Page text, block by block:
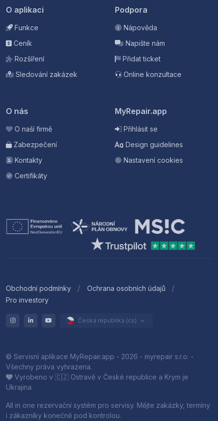
O aplikaci
Funkce
Ceník
Rozšíření
Sledování zakázek
Podpora
Nápověda
Napište nám
Přidat ticket
Online konzultace
O nás
O naší firmě
Zabezpečení
Kontakty
Certifikáty
MyRepair.app
Přihlásit se
Design guidelines
Nastavení cookies
Obchodní podmínky
Ochrana osobních údajů
Pro investory
Česká republika (cs)
© Servisní aplikace MyRepair.app - 2026 - myrepair s.r.o. -
Všechny práva vyhrazena.
Vyrobeno v 🇨🇿 Ostravě v České republice a Krym je
Ukrajina
All in one rezervační systém pro servisy. Mějte zakázky, termíny
i zákazníky konečně pod kontrolou.